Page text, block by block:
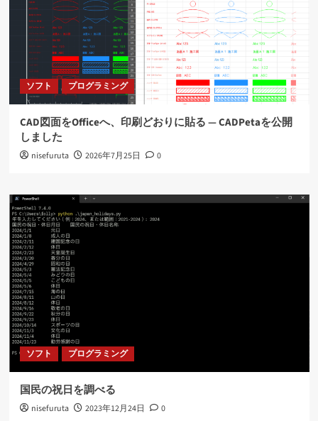
ソフト プログラミング
CAD図面をOfficeへ、印刷どおりに貼る ― CADPetaを公開
しました
nisefuruta 2026年7月25日 0
ソフト プログラミング
国民の祝日を調べる
nisefuruta 2023年12月24日 0